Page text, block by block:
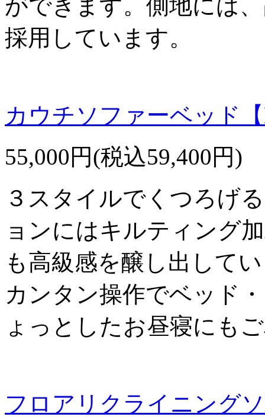
ができます。側地には
採用しています。
カウチソファーベッド
55,000円(税込59,400円)
３スタイルでくつろげ
ョンにはキルティング
も高級感を醸し出して
カンタン操作でベッド
ょっとしたお昼寝にも
フロアリクライニング